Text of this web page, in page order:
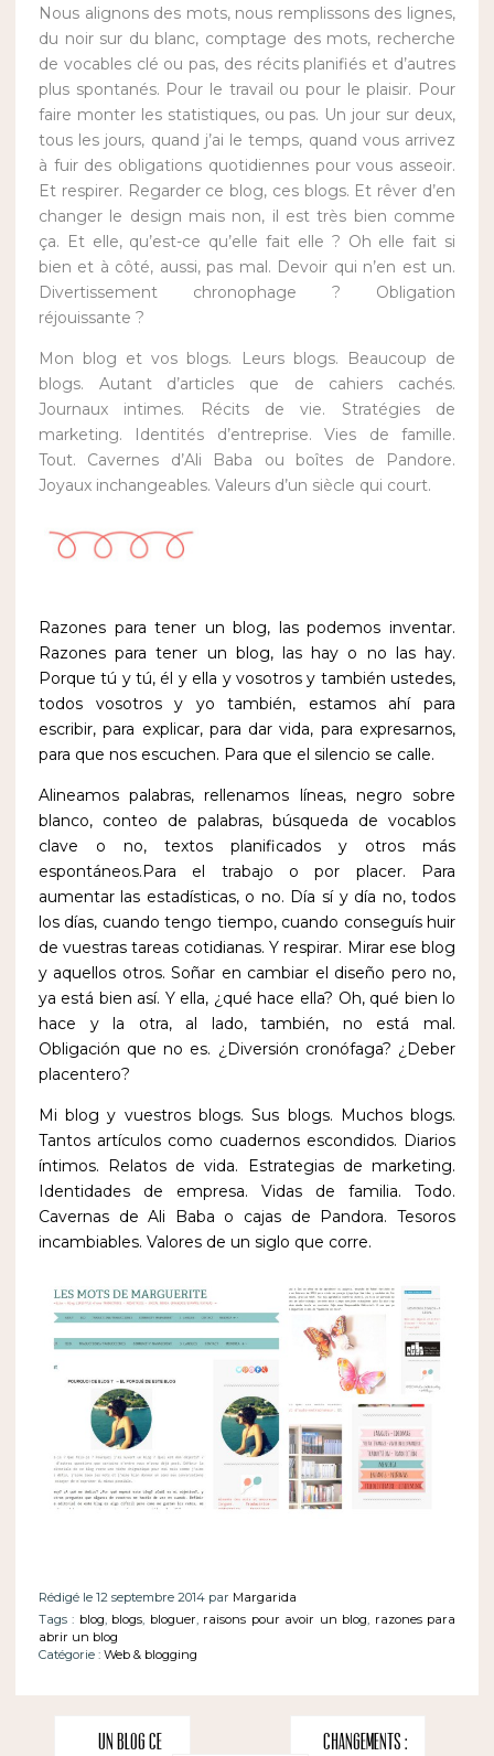
Nous alignons des mots, nous remplissons des lignes,
du noir sur du blanc, comptage des mots, recherche
de vocables clé ou pas, des récits planifiés et d’autres
plus spontanés. Pour le travail ou pour le plaisir. Pour
faire monter les statistiques, ou pas. Un jour sur deux,
tous les jours, quand j’ai le temps, quand vous arrivez
à fuir des obligations quotidiennes pour vous asseoir.
Et respirer. Regarder ce blog, ces blogs. Et rêver d’en
changer le design mais non, il est très bien comme
ça. Et elle, qu’est-ce qu’elle fait elle ? Oh elle fait si
bien et à côté, aussi, pas mal. Devoir qui n’en est un.
Divertissement chronophage ? Obligation
réjouissante ?
Mon blog et vos blogs. Leurs blogs. Beaucoup de
blogs. Autant d’articles que de cahiers cachés.
Journaux intimes. Récits de vie. Stratégies de
marketing. Identités d’entreprise. Vies de famille.
Tout. Cavernes d’Ali Baba ou boîtes de Pandore.
Joyaux inchangeables. Valeurs d’un siècle qui court.
Razones para tener un blog, las podemos inventar.
Razones para tener un blog, las hay o no las hay.
Porque tú y tú, él y ella y vosotros y también ustedes,
todos vosotros y yo también, estamos ahí para
escribir, para explicar, para dar vida, para expresarnos,
para que nos escuchen. Para que el silencio se calle.
Alineamos palabras, rellenamos líneas, negro sobre
blanco, conteo de palabras, búsqueda de vocablos
clave o no, textos planificados y otros más
espontáneos.Para el trabajo o por placer. Para
aumentar las estadísticas, o no. Día sí y día no, todos
los días, cuando tengo tiempo, cuando conseguís huir
de vuestras tareas cotidianas. Y respirar. Mirar ese blog
y aquellos otros. Soñar en cambiar el diseño pero no,
ya está bien así. Y ella, ¿qué hace ella? Oh, qué bien lo
hace y la otra, al lado, también, no está mal.
Obligación que no es. ¿Diversión cronófaga? ¿Deber
placentero?
Mi blog y vuestros blogs. Sus blogs. Muchos blogs.
Tantos artículos como cuadernos escondidos. Diarios
íntimos. Relatos de vida. Estrategias de marketing.
Identidades de empresa. Vidas de familia. Todo.
Cavernas de Ali Baba o cajas de Pandora. Tesoros
incambiables. Valores de un siglo que corre.
Rédigé le 12 septembre 2014 par Margarida
Tags : blog, blogs, bloguer, raisons pour avoir un blog, razones para
abrir un blog
Catégorie : Web & blogging
Un blog ce Changements :